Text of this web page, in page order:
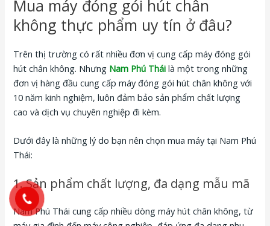
Mua máy đóng gói hút chân
không thực phẩm uy tín ở đâu?
Trên thị trường có rất nhiều đơn vị cung cấp máy đóng gói
hút chân không. Nhưng Nam Phú Thái là một trong những
đơn vị hàng đầu cung cấp máy đóng gói hút chân không với
10 năm kinh nghiệm, luôn đảm bảo sản phẩm chất lượng
cao và dịch vụ chuyên nghiệp đi kèm.
Dưới đây là những lý do bạn nên chọn mua máy tại Nam Phú
Thái:
1. Sản phẩm chất lượng, đa dạng mẫu mã
Nam Phú Thái cung cấp nhiều dòng máy hút chân không, từ